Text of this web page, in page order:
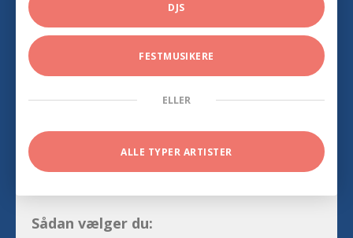
DJS
FESTMUSIKERE
ELLER
ALLE TYPER ARTISTER
Sådan vælger du: